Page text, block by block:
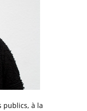
publics, à la